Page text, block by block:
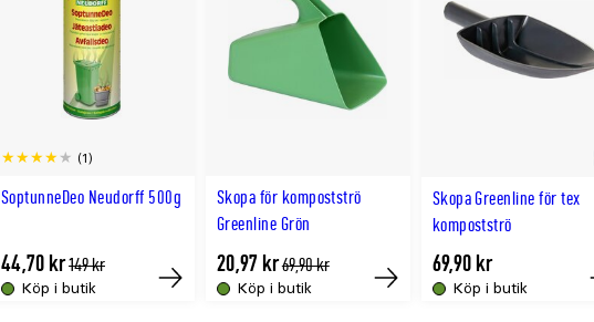
SoptunneDeo Neudorff 500g
(1)
Köp i butik
44,70 krTidligere
lägsta
pris
149 kr
Tillfälligt
Skopa för kompostströ
Greenline Grön
Köp i butik
20,97 krTidligere
lägsta
pris
69,90 kr
Tillfälligt
Skopa Greenline för tex
kompostströ
Köp i butik
69,90 kr